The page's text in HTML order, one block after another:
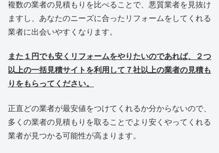
複数の業者の見積もりを比べることで、悪質業者を見抜け
ますし、あなたのニーズに合ったリフォームをしてくれる
業者に出会いやすくなります。
また１円でも安くリフォームをやりたいのであれば、２つ
以上の一括見積サイトを利用して７社以上の業者の見積も
りをもらってください。
正直どの業者が最安値をつけてくれるか分からないので、
多くの業者の見積もりを取ることでより安くやってくれる
業者が見つかる可能性が高まります。